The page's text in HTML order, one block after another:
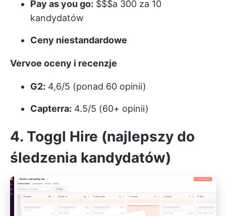
Pay as you go: $$$a 300 za 10
kandydatów
Ceny niestandardowe
Vervoe oceny i recenzje
G2: 4,6/5 (ponad 60 opinii)
Capterra: 4.5/5 (60+ opinii)
4. Toggl Hire (najlepszy do
śledzenia kandydatów)